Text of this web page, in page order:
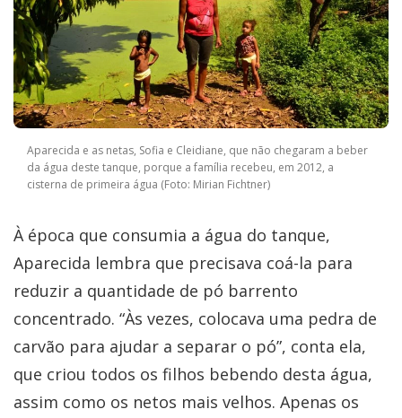
Aparecida e as netas, Sofia e Cleidiane, que não chegaram a beber
da água deste tanque, porque a família recebeu, em 2012, a
cisterna de primeira água (Foto: Mirian Fichtner)
À época que consumia a água do tanque,
Aparecida lembra que precisava coá-la para
reduzir a quantidade de pó barrento
concentrado. “Às vezes, colocava uma pedra de
carvão para ajudar a separar o pó”, conta ela,
que criou todos os filhos bebendo desta água,
assim como os netos mais velhos. Apenas os